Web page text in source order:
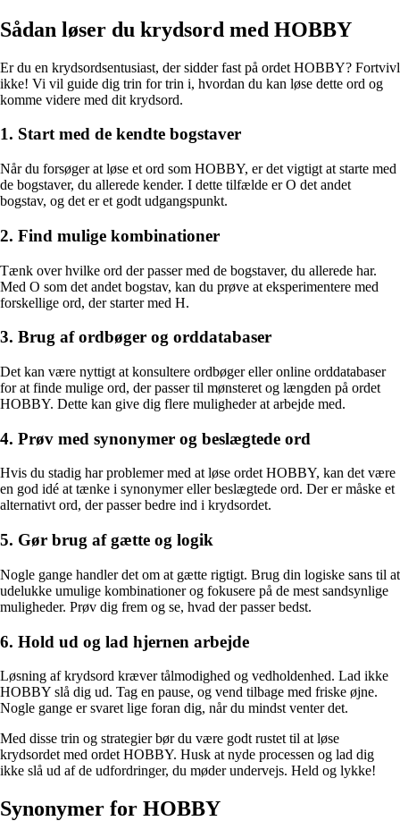
Sådan løser du krydsord med HOBBY
Er du en krydsordsentusiast, der sidder fast på ordet HOBBY? Fortvivl
ikke! Vi vil guide dig trin for trin i, hvordan du kan løse dette ord og
komme videre med dit krydsord.
1. Start med de kendte bogstaver
Når du forsøger at løse et ord som HOBBY, er det vigtigt at starte med
de bogstaver, du allerede kender. I dette tilfælde er O det andet
bogstav, og det er et godt udgangspunkt.
2. Find mulige kombinationer
Tænk over hvilke ord der passer med de bogstaver, du allerede har.
Med O som det andet bogstav, kan du prøve at eksperimentere med
forskellige ord, der starter med H.
3. Brug af ordbøger og orddatabaser
Det kan være nyttigt at konsultere ordbøger eller online orddatabaser
for at finde mulige ord, der passer til mønsteret og længden på ordet
HOBBY. Dette kan give dig flere muligheder at arbejde med.
4. Prøv med synonymer og beslægtede ord
Hvis du stadig har problemer med at løse ordet HOBBY, kan det være
en god idé at tænke i synonymer eller beslægtede ord. Der er måske et
alternativt ord, der passer bedre ind i krydsordet.
5. Gør brug af gætte og logik
Nogle gange handler det om at gætte rigtigt. Brug din logiske sans til at
udelukke umulige kombinationer og fokusere på de mest sandsynlige
muligheder. Prøv dig frem og se, hvad der passer bedst.
6. Hold ud og lad hjernen arbejde
Løsning af krydsord kræver tålmodighed og vedholdenhed. Lad ikke
HOBBY slå dig ud. Tag en pause, og vend tilbage med friske øjne.
Nogle gange er svaret lige foran dig, når du mindst venter det.
Med disse trin og strategier bør du være godt rustet til at løse
krydsordet med ordet HOBBY. Husk at nyde processen og lad dig
ikke slå ud af de udfordringer, du møder undervejs. Held og lykke!
Synonymer for HOBBY